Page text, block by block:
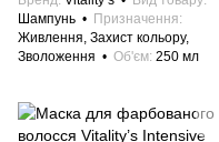
Шампунь
Призначення
Живлення, Захист кольору,
Зволоження
Об'єм 250 мл